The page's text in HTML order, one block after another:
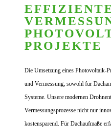
PROJEKTE
Die Umsetzung eines Photovoltaik-
und Vermessung, sowohl für
Systeme. Unsere modernen
Vermessungsprozesse nicht nur
kostensparend. Für Dachaufmaße